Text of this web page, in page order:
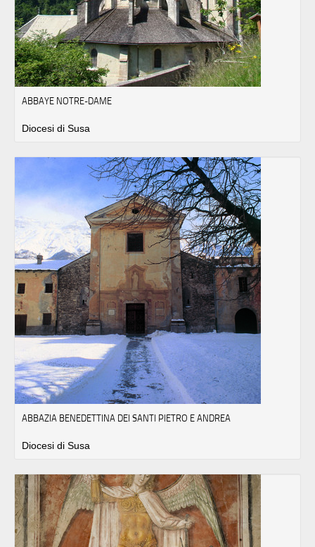
ABBAYE NOTRE-DAME
Diocesi di Susa
ABBAZIA BENEDETTINA DEI SANTI PIETRO E ANDREA
Diocesi di Susa